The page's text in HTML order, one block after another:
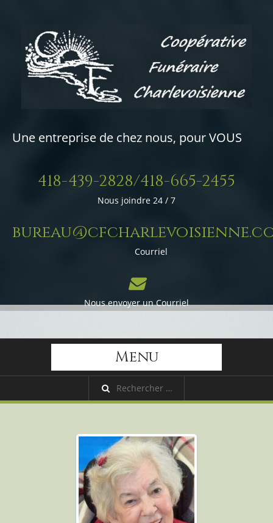
Une entreprise de chez nous, pour VOUS
418-439-2828/418-665-2455
Nous joindre 24 / 7
Courriel
Nous envoyer un Courriel
Menu